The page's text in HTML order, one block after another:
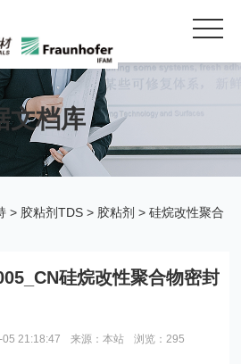
文档库
> 胶粘剂TDS > 胶粘剂 >硅烷改性聚合
硅烷改性聚合物密封
21:18:47 来源：本站 浏览：295